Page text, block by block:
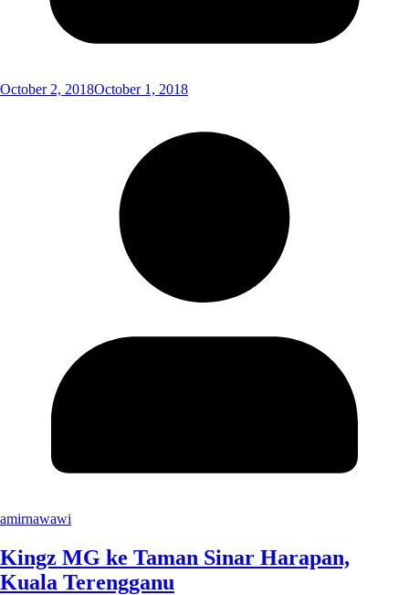
October 2, 2018October 1, 2018
amirnawawi
Kingz MG ke Taman Sinar Harapan,
Kuala Terengganu